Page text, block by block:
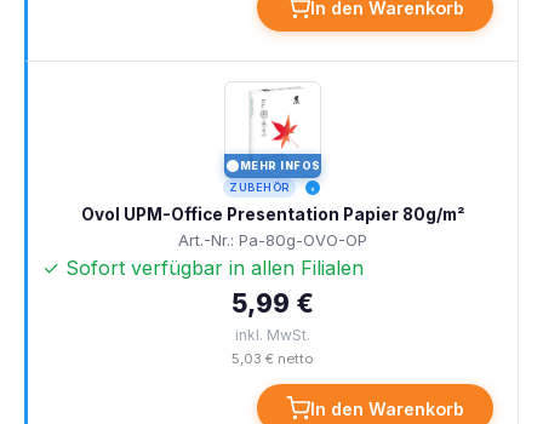
In den Warenkorb
MEHR INFOS
ZUBEHÖR
Ovol UPM-Office Presentation Papier 80g/m²
Art.-Nr.: Pa-80g-OVO-OP
✓ Sofort verfügbar in allen Filialen
5,99 €
inkl. MwSt.
5,03 € netto
In den Warenkorb